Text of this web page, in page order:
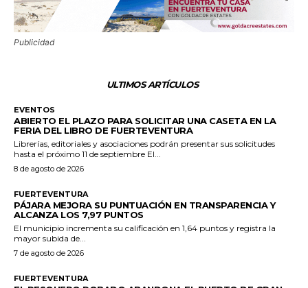
Publicidad
ULTIMOS ARTÍCULOS
EVENTOS
ABIERTO EL PLAZO PARA SOLICITAR UNA CASETA EN LA
FERIA DEL LIBRO DE FUERTEVENTURA
Librerías, editoriales y asociaciones podrán presentar sus solicitudes
hasta el próximo 11 de septiembre El...
8 de agosto de 2026
FUERTEVENTURA
PÁJARA MEJORA SU PUNTUACIÓN EN TRANSPARENCIA Y
ALCANZA LOS 7,97 PUNTOS
El municipio incrementa su calificación en 1,64 puntos y registra la
mayor subida de...
7 de agosto de 2026
FUERTEVENTURA